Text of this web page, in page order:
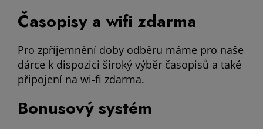
Časopisy a wifi zdarma
Pro zpříjemnění doby odběru máme pro naše
dárce k dispozici široký výběr časopisů a také
připojení na wi-fi zdarma.
Bonusový systém